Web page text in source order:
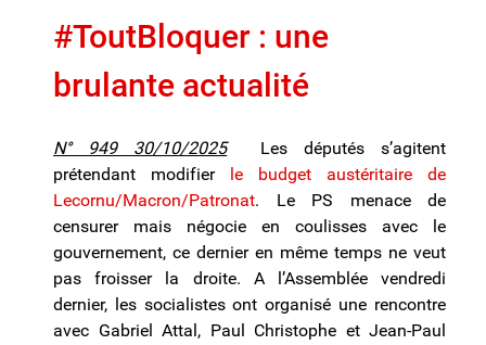
#ToutBloquer : une
brulante actualité
N° 949 30/10/2025Les députés s’agitent
prétendant modifier
le budget austéritaire de
Lecornu/Macron/Patronat. Le PS menace de
censurer mais négocie en coulisses avec le
gouvernement, ce dernier en même temps ne veut
pas froisser la droite. A l’Assemblée vendredi
dernier, les socialistes ont organisé une rencontre
avec Gabriel Attal, Paul Christophe et Jean-Paul